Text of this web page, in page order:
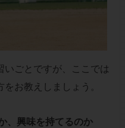
ごとですが、ここでは
お教えしましょう。
、興味を持てるのか